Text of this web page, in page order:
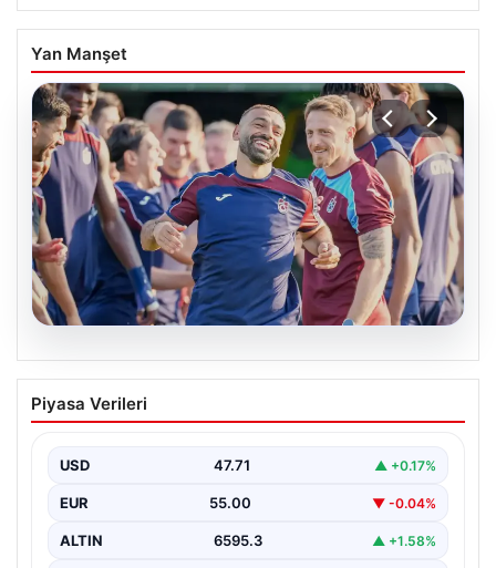
Yan Manşet
06.08.2026
Trabzonspor’da Mohamed Salah ilk kez
topbaşı yaptı!
Çalışmasına Katıldı", "content": "Trabzonspor, yeni
sezon…
Piyasa Verileri
USD 47.71 ▲ +0.17%
EUR 55.00 ▼ -0.04%
ALTIN 6595.3 ▲ +1.58%